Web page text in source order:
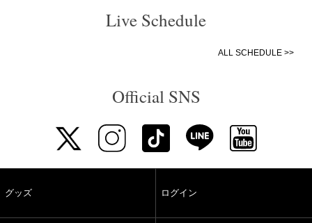
Live Schedule
ALL SCHEDULE >>
Official SNS
グッズ ログイン